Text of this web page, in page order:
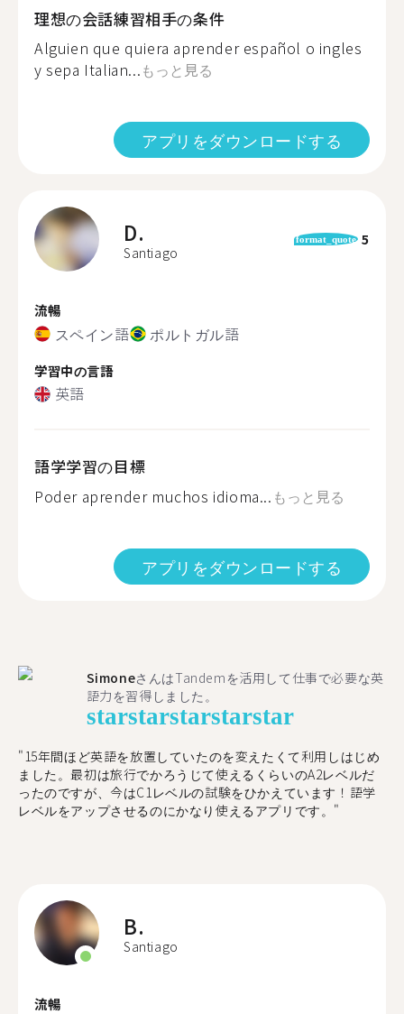
理想の会話練習相手の条件
Alguien que quiera aprender español o ingles
y sepa Italian...もっと見る
アプリをダウンロードする
D.
Santiago
format_quote 5
流暢
スペイン語 ポルトガル語
学習中の言語
英語
語学学習の目標
Poder aprender muchos idioma... もっと見る
アプリをダウンロードする
SimoneさんはTandemを活用して仕事で必要な英
語力を習得しました。
starstarstarstarstar
"15年間ほど英語を放置していたのを変えたくて利用しはじめ
ました。最初は旅行でかろうじて使えるくらいのA2レベルだ
ったのですが、今はC1レベルの試験をひかえています！語学
レベルをアップさせるのにかなり使えるアプリです。"
B.
Santiago
流暢